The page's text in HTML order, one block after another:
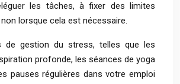
les tâches, à fixer des limites
lorsque cela est nécessaire.
de gestion du stress, telles que les
profonde, les séances de yoga
pauses régulières dans votre emploi